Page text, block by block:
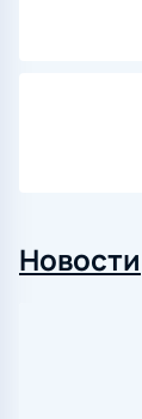
Новости